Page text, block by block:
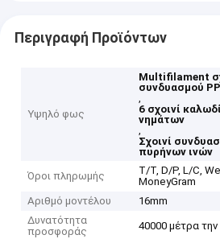
Περιγραφή Προϊόντων
Υψηλό φως
Multifilament
συνδυασμού PP
,
6 σχοινί
νημάτων
,
Σχοινί
πυρήνων ινών
Όροι πληρωμής
T/T, D/P, L/C,
MoneyGram
Αριθμό μοντέλου
16mm
Δυνατότητα
προσφοράς
40000 μέτρα